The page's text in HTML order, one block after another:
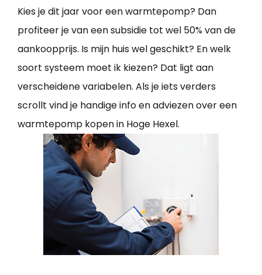
Kies je dit jaar voor een warmtepomp? Dan
profiteer je van een subsidie tot wel 50% van de
aankoopprijs. Is mijn huis wel geschikt? En welk
soort systeem moet ik kiezen? Dat ligt aan
verscheidene variabelen. Als je iets verders
scrollt vind je handige info en adviezen over een
warmtepomp kopen in Hoge Hexel.